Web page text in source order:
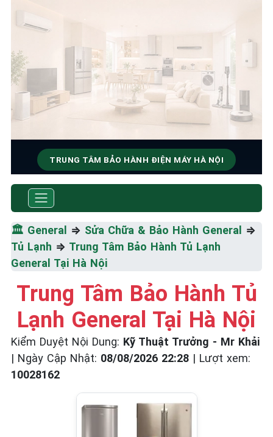
TRUNG TÂM BẢO HÀNH ĐIỆN MÁY HÀ NỘI
SỬA CHỮA & BẢO HÀNH
GENERAL
Tốc Độ Tối Đa • Chất Lượng Tối Ưu • Chi Phí Tối
Thiểu
☎️ 09.86.85.89.22
🏛️ General ⇒ Sửa Chữa & Bảo Hành General
⇒
Tủ Lạnh ⇒ Trung Tâm Bảo Hành Tủ Lạnh
General Tại Hà Nội
Trung Tâm Bảo Hành Tủ
Lạnh General Tại Hà Nội
Kiểm Duyệt Nội Dung: Kỹ Thuật Trưởng - Mr Khải
| Ngày Cập Nhật: 08/08/2026 22:28 | Lượt xem:
10028162